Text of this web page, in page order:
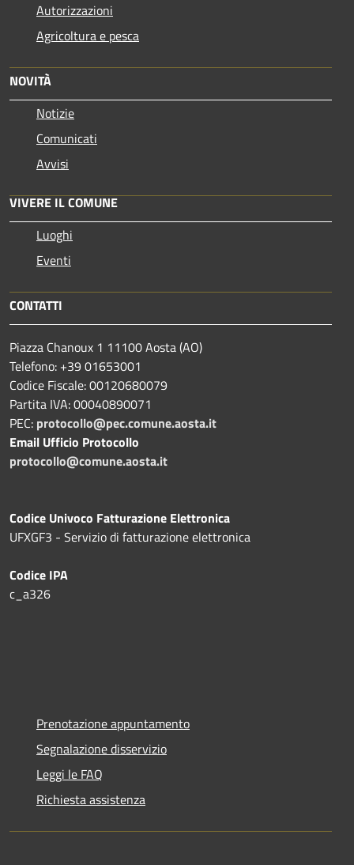
Autorizzazioni
Agricoltura e pesca
NOVITÀ
Notizie
Comunicati
Avvisi
VIVERE IL COMUNE
Luoghi
Eventi
CONTATTI
Piazza Chanoux 1 11100 Aosta (AO)
Telefono: +39 01653001
Codice Fiscale: 00120680079
Partita IVA: 00040890071
PEC: protocollo@pec.comune.aosta.it
Email Ufficio Protocollo
protocollo@comune.aosta.it
Codice Univoco Fatturazione Elettronica
UFXGF3 - Servizio di fatturazione elettronica
Codice IPA
c_a326
Prenotazione appuntamento
Segnalazione disservizio
Leggi le FAQ
Richiesta assistenza